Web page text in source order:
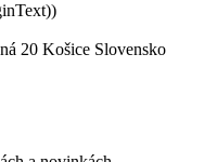
20 Košice Slovensko